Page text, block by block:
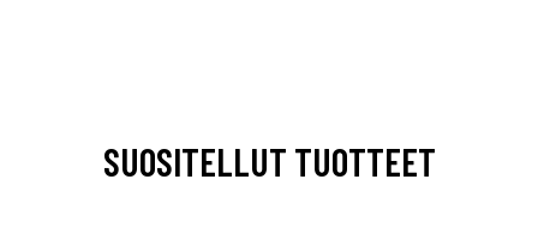
SUOSITELLUT TUOTTEET